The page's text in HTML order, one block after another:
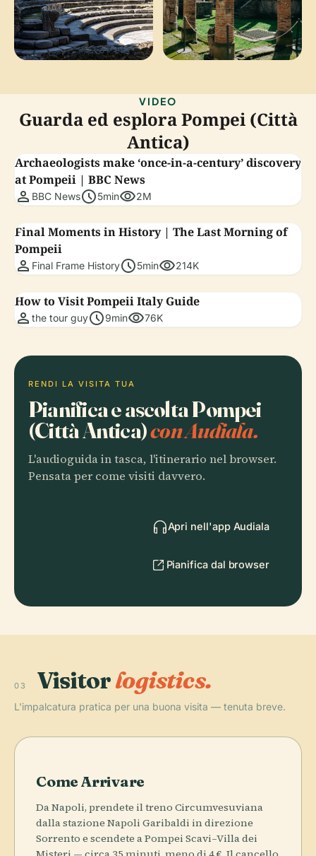
VIDEO
Guarda ed esplora Pompei (Città
Antica)
Archaeologists make ‘once-in-a-century’ discovery
at Pompeii | BBC News
person BBC Newsschedule5minvisibility2M
Final Moments in History | The Last Morning of
Pompeii
person Final Frame Historyschedule5minvisibility214K
How to Visit Pompeii Italy Guide
person the tour guyschedule9minvisibility76K
RENDI LA VISITA TUA
Pianifica e ascolta Pompei
(Città Antica)con Audiala.
L'audioguida in tasca, l'itinerario nel browser.
Pensata per come visiti davvero.
Apri nell'app Audiala
Pianifica dal browser
03 Visitorlogistics.
L'impalcatura pratica per una buona visita — tenuta breve.
Come Arrivare
Da Napoli, prendete il treno Circumvesuviana
dalla stazione Napoli Garibaldi in direzione
Sorrento e scendete a Pompei Scavi–Villa dei